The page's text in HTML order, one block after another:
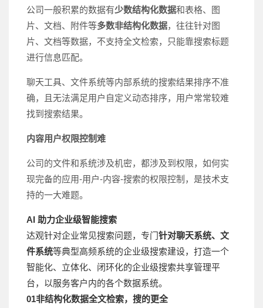
公司一般积累的数据有少数结构化数据和表格、图
片、文档、附件等多数非结构化数据，往往针对图
片、文档等数据，不支持全文检索，只能靠搜索标题
进行信息匹配。
聊天工具、文件系统等内部系统的搜索结果排序不准
确，且无法满足用户自定义动态排序，用户常常较难
找到搜索结果。
内容用户权限控制难
公司的文件和系统涉及机密，都涉及到权限，如何实
现完备的应用-用户-内容-搜索的权限控制，是技术支
持的一大难题。
AI 助力企业级智能搜索
达观针对企业常见搜索问题，专门针对聊天系统、文
件系统等典型高频系统的企业级搜索建设，打造一个
智能化、立体化、闭环化的企业级搜索共享管理平
台，以服务客户内的各个数据系统。
01非结构化数据全文检索，搜的更全